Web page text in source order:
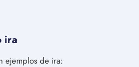
ira
ejemplos de ira: